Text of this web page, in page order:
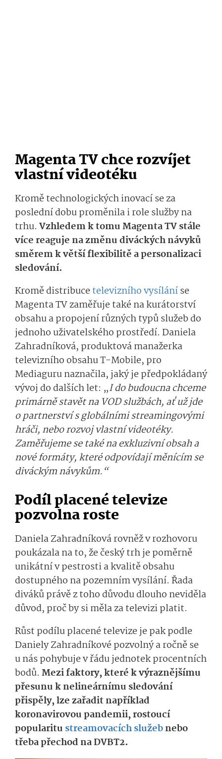
Magenta TV chce rozvíjet
vlastní videotéku
Kromě technologických inovací se za
poslední dobu proměnila i role služby na
trhu. Vzhledem k tomu Magenta TV stále
více reaguje na změnu diváckých návyků
směrem k větší flexibilitě a personalizaci
sledování.
Kromě distribucetelevizního vysíláníse
Magenta TV zaměřuje také na kurátorství
obsahu a propojení různých typů služeb do
jednoho uživatelského prostředí. Daniela
Zahradníková, produktová manažerka
televizního obsahu T-Mobile, pro
Mediaguru naznačila, jaký je předpokládaný
vývoj do dalších let: „I do budoucna chceme
primárně stavět na VOD službách, ať už jde
o partnerství s globálními streamingovými
hráči, nebo rozvoj vlastní videotéky.
Zaměřujeme se také na exkluzivní obsah a
nové formáty, které odpovídají měnícím se
diváckým návykům.“
Podíl placené televize
pozvolna roste
Daniela Zahradníková rovněž v rozhovoru
poukázala na to, že český trh je poměrně
unikátní v pestrosti a kvalitě obsahu
dostupného na pozemním vysílání. Řada
diváků právě z toho důvodu dlouho neviděla
důvod, proč by si měla za televizi platit.
Růst podílu placené televize je pak podle
Daniely Zahradníkové pozvolný a ročně se
u nás pohybuje v řádu jednotek procentních
bodů. Mezi faktory, které k výraznějšímu
přesunu k nelineárnímu sledování
přispěly, lze zařadit například
koronavirovou pandemii, rostoucí
popularitu streamovacích služebnebo
třeba přechod na DVBT2.